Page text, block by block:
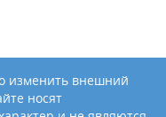
изменить внешний
носят